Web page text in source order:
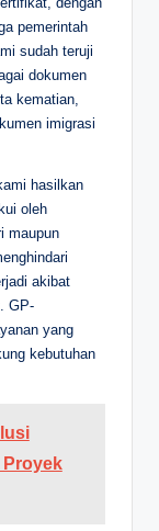
pemerintah
sudah teruji
dokumen
kematian,
imigrasi
hasilkan
oleh
maupun
akibat
GP-
yang
kebutuhan
Proyek